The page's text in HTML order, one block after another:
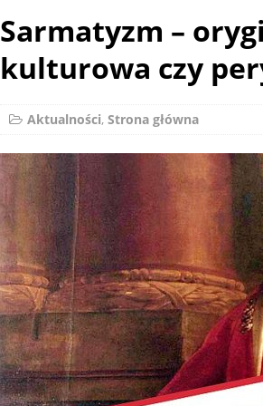
[ 2 sierpnia 2026 ]
12
Sarmatyzm –
kulturowa czy
Aktualności, Strona główna